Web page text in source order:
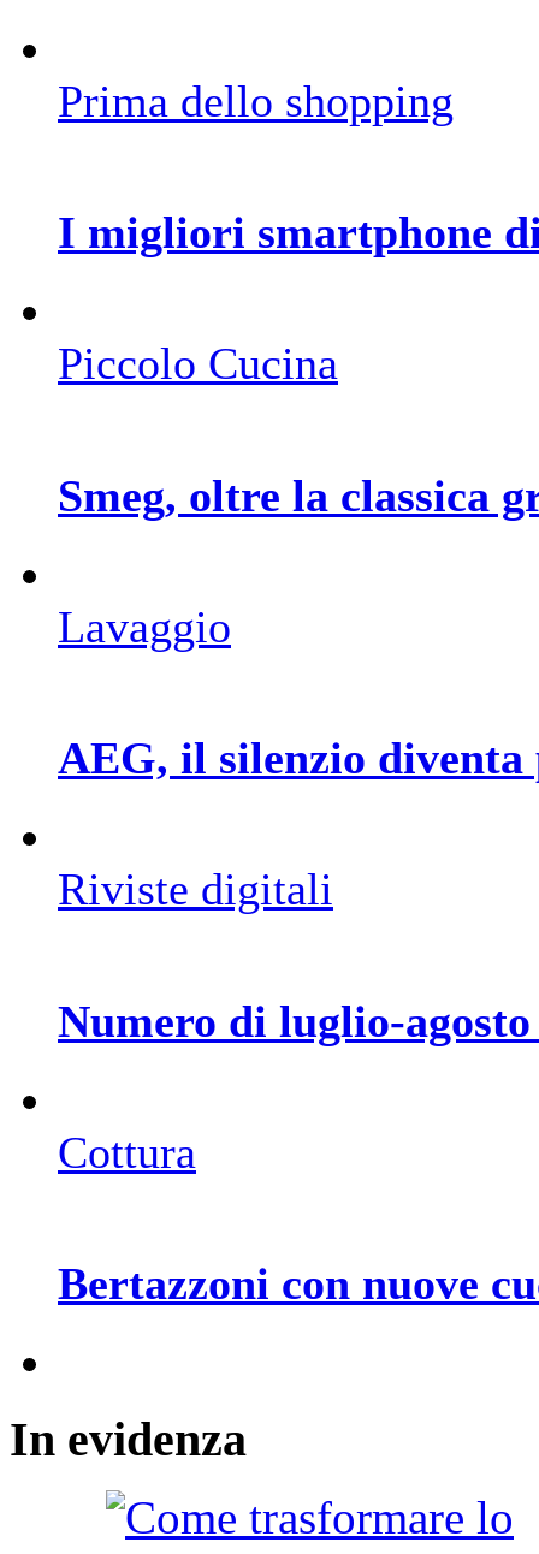
Prima dello shopping
I migliori smartphone
Piccolo Cucina
Smeg, oltre la classica
Lavaggio
AEG, il silenzio diventa
Riviste digitali
Numero di luglio-agosto
Cottura
Bertazzoni con nuove
In evidenza